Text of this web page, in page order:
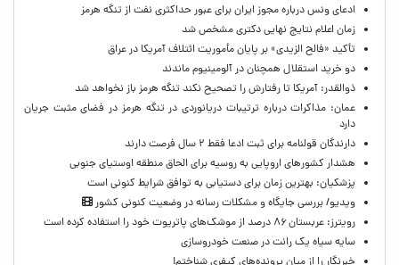
ادعای ونس درباره مجوز ایران برای عبور حداکثری نفت از تنگه هرمز
زمان اعلام نتایج نهایی دکتری مشخص شد
تأکید «فالح الزیدی» بر پایان مأموریت ائتلاف آمریکا در عراق
دو خرید استقلال همچنان در آلومینیوم ماندند
ذوالقدر: آمریکا تا رفتارش را تصحیح نکند تنگه هرمز باز نخواهد شد
عمان: مذاکرات درباره ترتیبات دریانوردی در تنگه هرمز در فضای مثبت جریان
دارد
دارندگان قولنامه برای ثبت ادعا فقط ۲ سال فرصت دارند
هشدار کشورهای اروپایی به روسیه برای الحاق منطقه اوستیای جنوبی
پزشکیان‌: بهترین زمان برای دستیابی به توافق شرایط کنونی است
ویدیو/ بررسی جایگاه و مشکلات رسانه در وضعیت کنونی کشور
رویترز: عربستان ۸۶ درصد از موشک‌های پاتریوت خود را استفاده کرده است
سایه سیاه یک رانت در صنعت خودروسازی